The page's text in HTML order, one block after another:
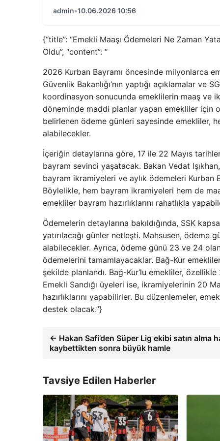
admin•10.06.2026 10:56
{“title”: “Emekli Maaşı Ödemeleri Ne Zaman
Oldu”, “content”: “
2026 Kurban Bayramı öncesinde milyonlarca
Güvenlik Bakanlığı’nın yaptığı açıklamalar ve
koordinasyon sonucunda emeklilerin maaş ve
döneminde maddi planlar yapan emekliler için
belirlenen ödeme günleri sayesinde emekliler,
alabilecekler.
İçeriğin detaylarına göre, 17 ile 22 Mayıs
bayram sevinci yaşatacak. Bakan Vedat
bayram ikramiyeleri ve aylık ödemeleri Kurban
Böylelikle, hem bayram ikramiyeleri hem de
emekliler bayram hazırlıklarını rahatlıkla
Ödemelerin detaylarına bakıldığında, SSK
yatırılacağı günler netleşti. Mahsusen, ödeme
alabilecekler. Ayrıca, ödeme günü 23 ve 24
ödemelerini tamamlayacaklar. Bağ-Kur
şekilde planlandı. Bağ-Kur’lu emekliler,
Emekli Sandığı üyeleri ise, ikramiyelerinin 20
hazırlıklarını yapabilirler. Bu düzenlemeler,
destek olacak.”}
← Hakan Safi’den Süper Lig ekibi satın alma
kaybettikten sonra büyük hamle
Tavsiye Edilen Haberler